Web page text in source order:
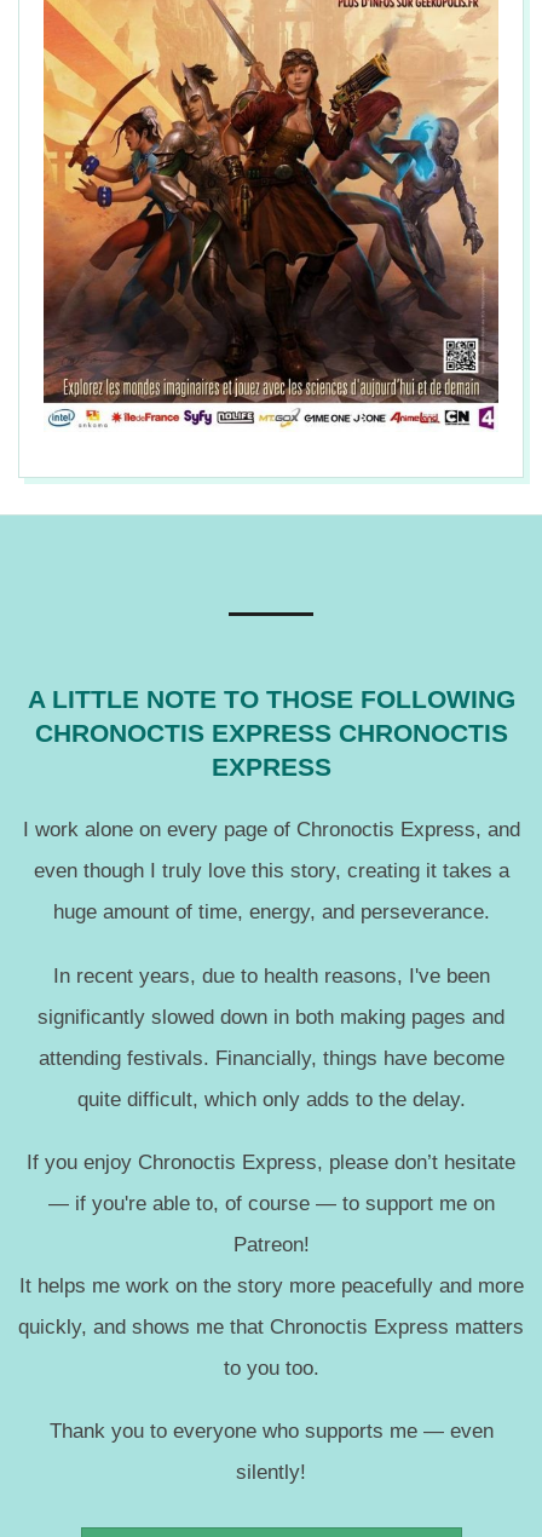
A LITTLE NOTE TO THOSE FOLLOWING
CHRONOCTIS EXPRESS CHRONOCTIS
EXPRESS
I work alone on every page of Chronoctis Express, and
even though I truly love this story, creating it takes a
huge amount of time, energy, and perseverance.
In recent years, due to health reasons, I've been
significantly slowed down in both making pages and
attending festivals. Financially, things have become
quite difficult, which only adds to the delay.
If you enjoy Chronoctis Express, please don’t hesitate
— if you're able to, of course — to support me on
Patreon!
It helps me work on the story more peacefully and more
quickly, and shows me that Chronoctis Express matters
to you too.
Thank you to everyone who supports me — even
silently!